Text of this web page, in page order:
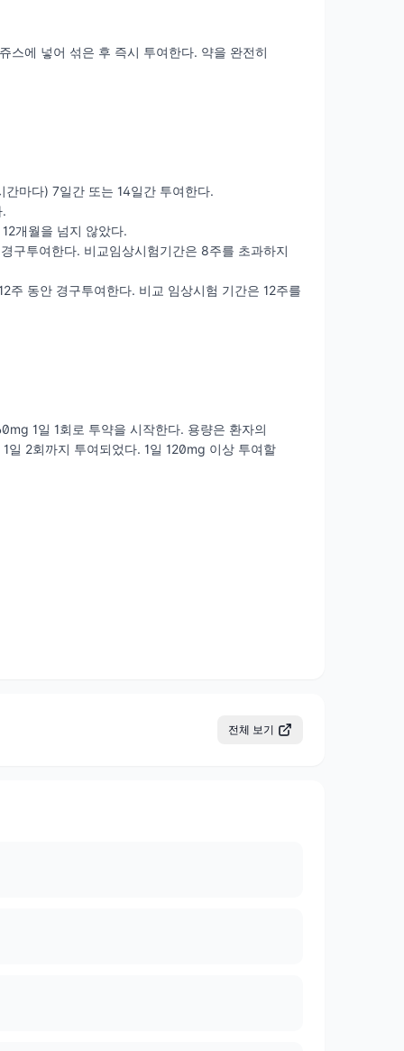
스에 넣어 섞은 후 즉시 투여한다. 약을 완전히
마다) 7일간 또는 14일간 투여한다.
개월을 넘지 않았다.
구투여한다. 비교임상시험기간은 8주를 초과하지
주 동안 경구투여한다. 비교 임상시험 기간은 12주를
1일 1회로 투약을 시작한다. 용량은 환자의
일 2회까지 투여되었다. 1일 120mg 이상 투여할
전체 보기